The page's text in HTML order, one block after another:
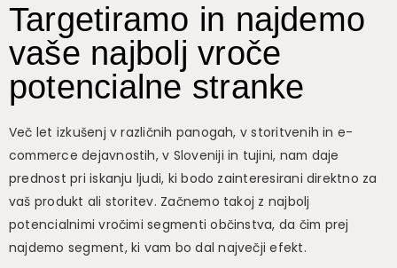
Targetiramo in najdemo
vaše najbolj vroče
potencialne stranke
Več let izkušenj v različnih panogah, v storitvenih in e-
commerce dejavnostih, v Sloveniji in tujini, nam daje
prednost pri iskanju ljudi, ki bodo zainteresirani direktno za
vaš produkt ali storitev. Začnemo takoj z najbolj
potencialnimi vročimi segmenti občinstva, da čim prej
najdemo segment, ki vam bo dal največji efekt.